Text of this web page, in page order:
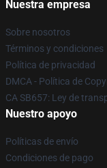
Nuestra empresa
Sobre nosotros
Términos y condiciones
Política de privacidad
DMCA - Política de
CA SB657: Ley de
Nuestro apoyo
Políticas de envío
Condiciones de pago